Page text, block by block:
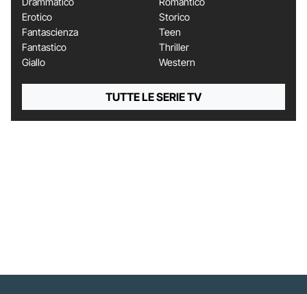
Erotico
Fantascienza
Fantastico
Giallo
Storico
Teen
Thriller
Western
TUTTE LE SERIE TV